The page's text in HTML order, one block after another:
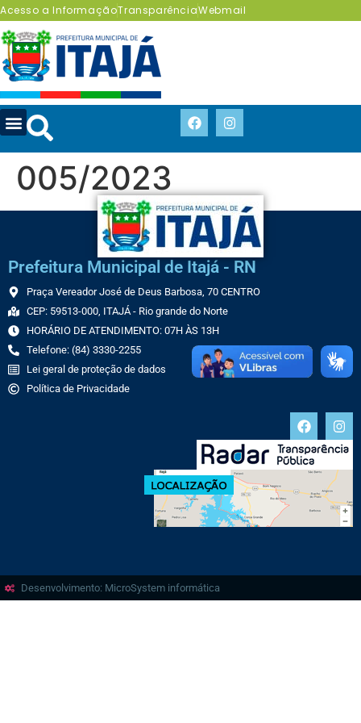
Acesso a InformaçãoTransparênciaWebmail
005/2023
Prefeitura Municipal de Itajá - RN
Praça Vereador José de Deus Barbosa, 70 CENTRO
CEP: 59513-000, ITAJÁ - Rio grande do Norte
HORÁRIO DE ATENDIMENTO: 07H ÀS 13H
Telefone: (84) 3330-2255
Lei geral de proteção de dados
Política de Privacidade
Desenvolvimento: MicroSystem informática